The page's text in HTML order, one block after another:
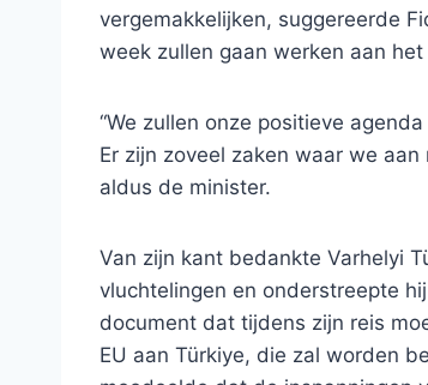
vergemakkelijken, suggereerde
week zullen gaan werken aan
“We zullen onze positieve
Er zijn zoveel zaken waar we
aldus de minister.
Van zijn kant bedankte Varhelyi
vluchtelingen en onderstreepte
document dat tijdens zijn reis
EU aan Türkiye, die zal worden